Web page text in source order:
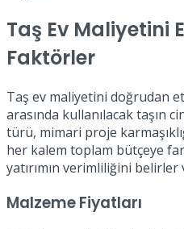
Taş Ev Maliyetini
Faktörler
Taş ev maliyetini doğrudan
arasında kullanılacak taşın
türü, mimari proje
her kalem toplam bütçeye
yatırımın verimliliğini
Malzeme Fiyatları